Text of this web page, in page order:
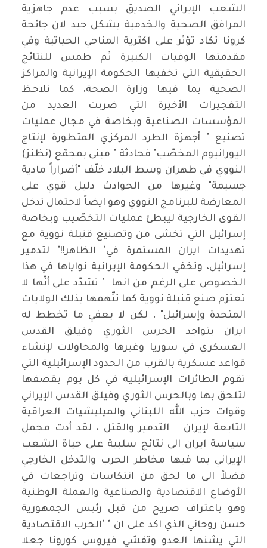
الشعب الإيراني الصديق بسبب عدم جاهزية
المرافق الصحية والخدمية بشكل جيد لان جائحة
كرونا تكاد تؤثر على اكثرية المناحي الحياتية وفي
مقدمتها الوفيات الكبيرة ثم طمس للنتائج
الحقيقية التي تخفيها الحكومة الإيرانية والمراكز
الصحية بما فيها وزارة الصحة، كما نلاحظ
التفجيرات الأخيرة التي ضربت العديد من
المؤسسات الصناعية وبخاصة في مجال عمليات
تصنيع " أجهزة الطرد المركزي المتطورة لإنتاج
اليورانيوم المخصّب" فحادثة " مبنى بمجمّع (نظنز)
النووي في طهران وسط البلاد خلّف "أضراراً مادية
جسيمة" وغيرها من الحوادث دليل قوي على
المعارضة للبرنامج النووي وهو ايضاً لاحتمال تدخل
القوى الخارجية ليبطئ عمليات التخصّيب وبخاصة
إسرائيل التي تخشى من وتصنيع قنبلة نووية مع
تهديدات ايران المستمرة في" الظاهر!!" لتدمير
إسرائيل، وتخفي الحكومة الإيرانية نواياها في هذا
الخصوص على الرغم من انها " تشدّد على أنّها لا
تعتزم صنع قنبلة نووية كما تتّهمها بذلك الولايات
المتحدة وإسرائيل" ، لكن لا يعفي ما تخطط له
ايران بتواجد الحرس الثوري وفيلق القدس
العسكري في سوريا وغيرها والمحاولات لإنشاء
قواعد عسكرية بالقرب من الحدود الإسرائيلية التي
تقوم الطائرات الإسرائيلية في كل يوم بقصفها
لتلحق بها وبالحرس الثوري وفيلق القدس الإيراني
وقوات حزب الله اللبناني والميليشيات العراقية
التابعة لإيران التدمير والقتل ، لقد أدت مجمل
سياسة ايران الى نتائج سلبية على حياة الشعب
الإيراني بما فيها مخاطر الحرب والتدخل الخارجي
فضلاً الى ما لحق من انتكاسات وتراجعات في
الأوضاع الاقتصادية والصناعية والعملة الوطنية
وهو باعتراف صريح من قبل رئيس الجمهورية
حسن روحاني الذي اكد على ان " "الحرب الاقتصادية
التي يشنها العدو وتفشي فيروس كورونا جعلا